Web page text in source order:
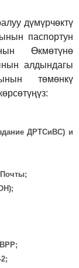
дүмүрчөктү
паспортун
Өкмөтүнө
алдындагы
төмөнкү
ДРТСиВС) и
Почты;